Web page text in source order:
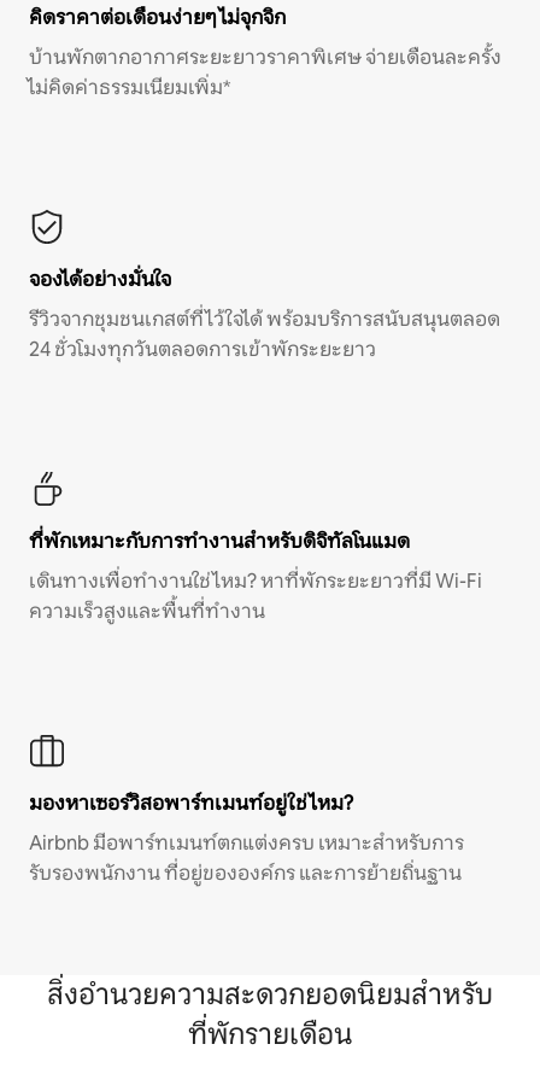
คิดราคาต่อเดือนง่ายๆ ไม่จุกจิก
บ้านพักตากอากาศระยะยาวราคาพิเศษ จ่ายเดือนละครั้ง
ไม่คิดค่าธรรมเนียมเพิ่ม*
จองได้อย่างมั่นใจ
รีวิวจากชุมชนเกสต์ที่ไว้ใจได้ พร้อมบริการสนับสนุนตลอด
24 ชั่วโมงทุกวันตลอดการเข้าพักระยะยาว
ที่พักเหมาะกับการทำงานสำหรับดิจิทัลโนแมด
เดินทางเพื่อทำงานใช่ไหม? หาที่พักระยะยาวที่มี Wi-Fi
ความเร็วสูงและพื้นที่ทำงาน
มองหาเซอร์วิสอพาร์ทเมนท์อยู่ใช่ไหม?
Airbnb มีอพาร์ทเมนท์ตกแต่งครบ เหมาะสำหรับการ
รับรองพนักงาน ที่อยู่ขององค์กร และการย้ายถิ่นฐาน
สิ่งอำนวยความสะดวกยอดนิยมสำหรับ
ที่พักรายเดือน